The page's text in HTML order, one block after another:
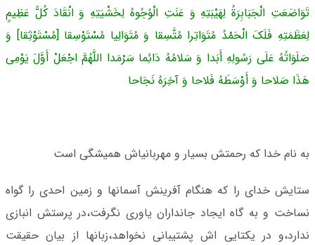
تَوَاضَعَتِ الْجَبَابِرَةُ لِهَیْبَتِهِ وَ عَنَتِ الْوُجُوهُ لِخَشْیَتِهِ وَ انْقَادَ کُلُّ عَظِیمٍ
لِعَظَمَتِهِ فَلَکَ الْحَمْدُ مُتَوَاتِرا مُتَّسِقا وَ مُتَوَالِیا مُسْتَوْسِقا [مُسْتَوْثِقا] وَ
صَلَوَاتُهُ عَلَى رَسُولِهِ أَبَدا وَ سَلامُهُ دَائِما سَرْمَدا اللَّهُمَّ اجْعَلْ أَوَّلَ یَوْمِی
هَذَا صَلاحا وَ أَوْسَطَهُ فَلاحا وَ آخِرَهُ نَجَاحا
به نام خدا که رحمتش بسیار و مهربانیاش همیشگى است‌
ستایش خداى را که هنگام آفرینش آسمانها و زمین احدى را گواه
نساخت و به گاه ایجاد جانداران‌ یاورى نگرفت،در پرستش انبازى
ندارد،و در یکتایی اش پشتیبانى نخواهد،زبانها از بیان‌ حقیقت